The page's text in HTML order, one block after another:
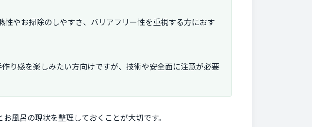
やお掃除のしやすさ、バリアフリー性を重視する方におす
り感を楽しみたい方向けですが、技術や安全面に注意が必要
風呂の現状を整理しておくことが大切です。